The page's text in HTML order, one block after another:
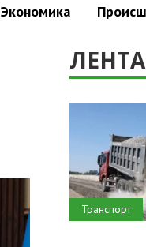
Экономика
Транспорт